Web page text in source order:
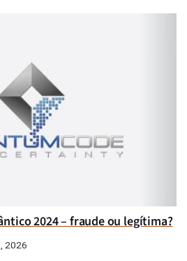
2024 – fraude ou legítima?
2026